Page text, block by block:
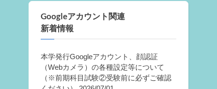
Googleアカウント関連
新着情報
本学発行Googleアカウント、顔認証
（Webカメラ）の各種設定等について
（※前期科目試験②受験前に必ずご確認